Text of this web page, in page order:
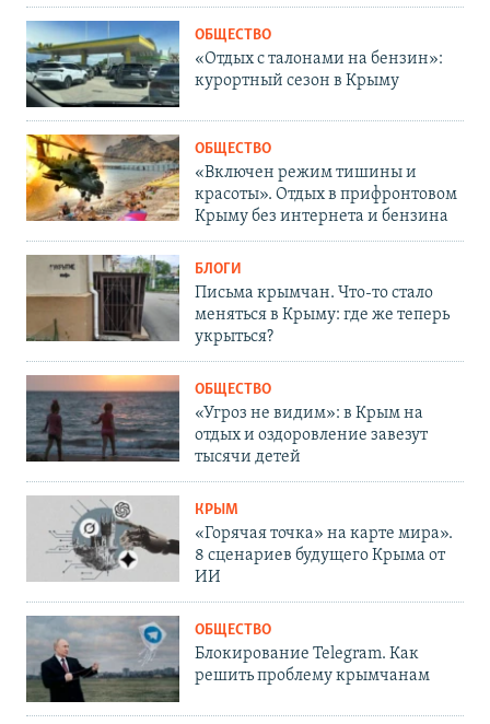
ОБЩЕСТВО
«Отдых с талонами на бензин»:
курортный сезон в Крыму
ОБЩЕСТВО
«Включен режим тишины и
красоты». Отдых в прифронтовом
Крыму без интернета и бензина
БЛОГИ
Письма крымчан. Что-то стало
меняться в Крыму: где же теперь
укрыться?
ОБЩЕСТВО
«Угроз не видим»: в Крым на
отдых и оздоровление завезут
тысячи детей
КРЫМ
«Горячая точка» на карте мира».
8 сценариев будущего Крыма от
ИИ
ОБЩЕСТВО
Блокирование Telegram. Как
решить проблему крымчанам